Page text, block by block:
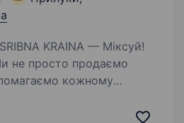
не просто продаємо
кожному
модою,